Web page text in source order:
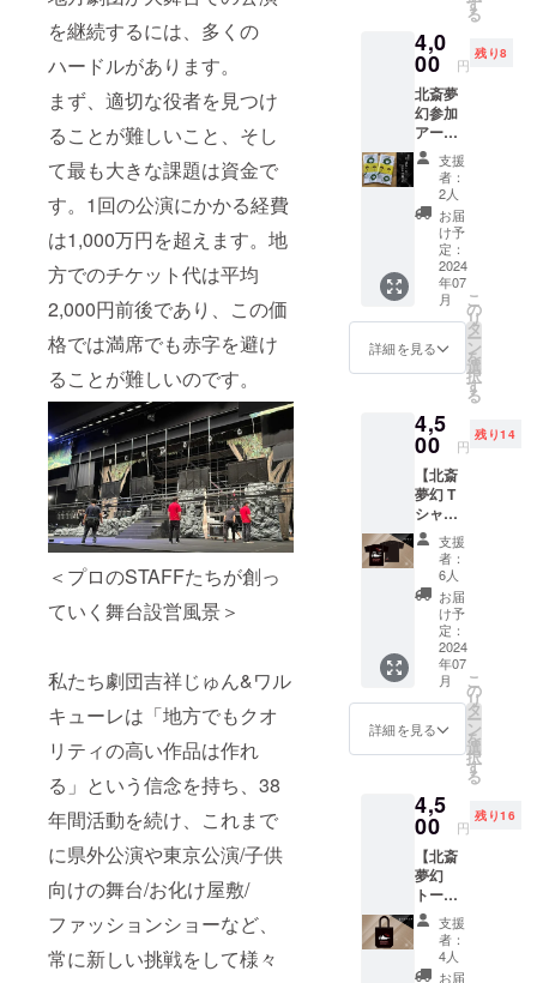
を継続するには、多くの
ハードルがあります。
まず、適切な役者を見つけ
ることが難しいこと、そし
て最も大きな課題は資金で
す。1回の公演にかかる経費
は1,000万円を超えます。地
方でのチケット代は平均
2,000円前後であり、この価
格では満席でも赤字を避け
ることが難しいのです。
＜プロのSTAFFたちが創っ
ていく舞台設営風景＞
私たち劇団吉祥じゅん&ワル
キューレは「地方でもクオ
リティの高い作品は作れ
る」という信念を持ち、38
年間活動を続け、これまで
に県外公演や東京公演/子供
向けの舞台/お化け屋敷/
ファッションショーなど、
常に新しい挑戦をして様々
と繰越
されま
す) ◆指
定席の
空席状
況の最
新は、
毎日11
時に更
新され
ます。
◆座席
ナン
バー、
もしく
は通路
側や中
央や前
の方な
望でも
大丈夫
です。
注)指定
席の座
席番号
はメー
ルでお
送りし
ますの
で、お
送りし
た確認
メール
を必ず
当日お
持ちく
ださ
い。当
席券を
お渡し
しま
す。 注)
チケッ
ト料金
は含ん
でおり
ません
ので、
届けま
での期
間をい
ただき
ます ※
劇場販
売は致
しませ
ラウド
ファン
ディン
グ特典
として
の非売
トカー
ドは
に同梱
してお
届けい
たしま
す
けいた
します
リー
ディン
グ公演
観劇＆
ワーク
ショッ
プ体
験“一
般”チ
ケッ
ト】
2018年
から大
分県臼
杵市で
の舞台
公演を
グルー
プシア
ターメ
ンバー
総出演
のリー
ディン
グ公演
「59DA
YS THE
READI
NG（原
作：野
上弥英
子「海
神
丸」）
（7月28
日
（日）
13時）
の観劇
チケッ
トと、
公演後
に予定
してい
る特別
る
4,0
00 円
残り8
北斎夢
幻参加
アー
ティス
トから
の特別
なリ
ターン
クラウ
ドファ
ンディ
ング限
定品
【大分
弁手ぬ
ぐい】
制作し
てくれ
た“美術
作家
のっけ
むし”か
らのオ
リジナ
ル作
品・大
分弁手
ぬぐい
です!!!
のっけ
むし
ワール
ド満載
な
キュー
トな手
ぬぐい
です♪
◆サイ
ズ◆
350mm
×900m
m ★ク
支援
者：
2人
お届
け予
定：
2024
年07
月
詳細を見る
こ
の
リ
タ
ー
ン
を
選
択
す
る
4,5
00 円
残り14
【北斎
夢幻 T
シャ
ツ】 ポ
リエス
テル
100%
速乾性&
通気性
が高
く、何
度洗っ
ても型
崩れし
にくい
丈夫な
ツTシャ
ツで
す。 劇
団の稽
古着と
して長
年愛用
してい
ます。
◆サイ
支援
者：
6人
お届
け予
定：
2024
年07
月
詳細を見る
こ
の
リ
タ
ー
ン
を
選
択
す
る
4,5
00 円
残り16
【北斎
夢幻
トート
バッ
グ】 要
望の声
が多
支援
者：
4人
お届